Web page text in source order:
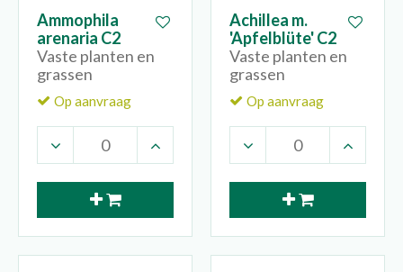
Ammophila
arenaria C2
Vaste planten en
grassen
Op aanvraag
Achillea m.
'Apfelblüte' C2
Vaste planten en
grassen
Op aanvraag